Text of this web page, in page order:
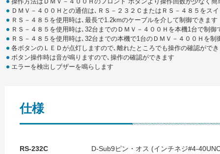
ＤＭＶ－４００Ｈとの通信は､ＲＳ－２３２ＣまたはＲＳ－４８５をス
ＲＳ－４８５を使用時は､最長で1.2kmのケーブルを介して制御できます
ＲＳ－４８５を使用時は､32台までのＤＭＶ－４００Ｈを本機1台で制御
ＲＳ－４８５を使用時は､32台までの本機で1台のＤＭＶ－４００Ｈを制
各ボタンのＬＥＤが点灯しますので､離れたところでも操作の確認がで
ボタン操作時は音が鳴りますので､操作の確認ができます
エラーを検出しブザーを鳴らします
仕様
RS-232C
D-Sub9ピン・オス (インチネジ#4-